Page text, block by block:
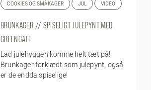
COOKIES OG SMÅKAGER JUL VIDEO
BRUNKAGER // SPISELIGT JULEPYNT MED
GREENGATE
Lad julehyggen komme helt tæt på!
Brunkager forklædt som julepynt, også
er de endda spiselige!